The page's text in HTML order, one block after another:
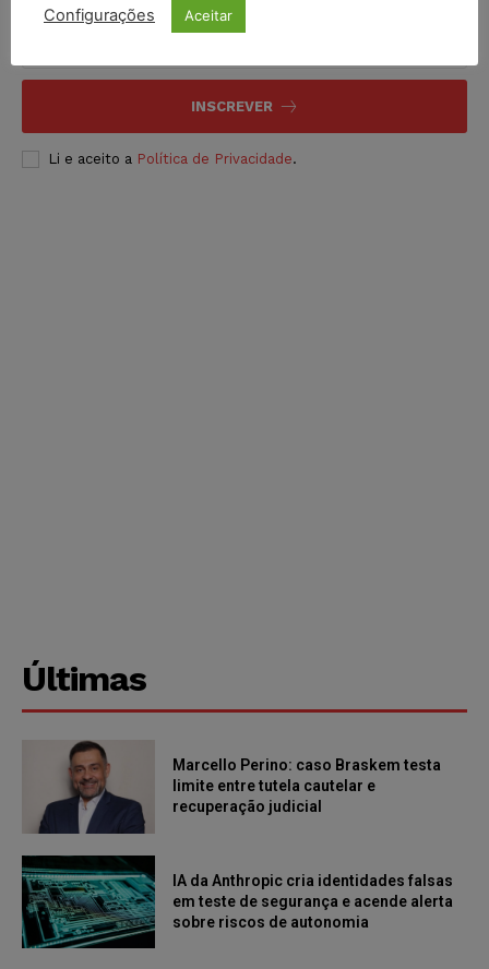
INSCREVER
Li e aceito a Política de Privacidade.
Últimas
Marcello Perino: caso Braskem testa
limite entre tutela cautelar e
recuperação judicial
IA da Anthropic cria identidades falsas
em teste de segurança e acende alerta
sobre riscos de autonomia
Configurações Aceitar